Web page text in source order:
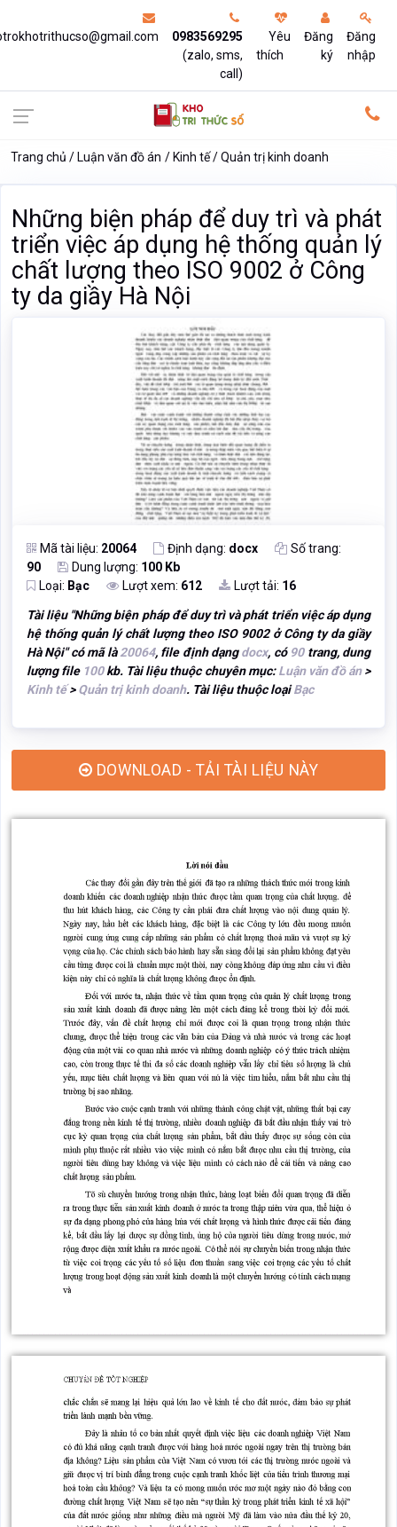
0983569295
(zalo, sms,
call)
Yêu
thích
Đăng
ký
Đăng
nhập
Trang chủ Luận văn đồ án Kinh tế Quản trị kinh doanh
Những biện pháp để duy trì và phát
triển việc áp dụng hệ thống quản lý
chất lượng theo ISO 9002 ở Công
ty da giầy Hà Nội
Mã tài liệu: 20064 Định dạng: docx
Số trang:
90
Dung lượng: 100 Kb
Loại: Bạc Lượt xem: 612 Lượt tải: 16
Tài liệu "Những biện pháp để duy trì và phát triển việc áp dụng
hệ thống quản lý chất lượng theo ISO 9002 ở Công ty da giầy
Hà Nội" có mã là20064, file định dạngdocx, có 90trang, dung
lượng file 100kb. Tài liệu thuộc chuyên mục:Luận văn đồ án>
Kinh tế>Quản trị kinh doanh. Tài liệu thuộc loạiBạc
DOWNLOAD - TẢI TÀI LIỆU NÀY